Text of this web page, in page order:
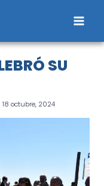
SU
18 octubre, 2024